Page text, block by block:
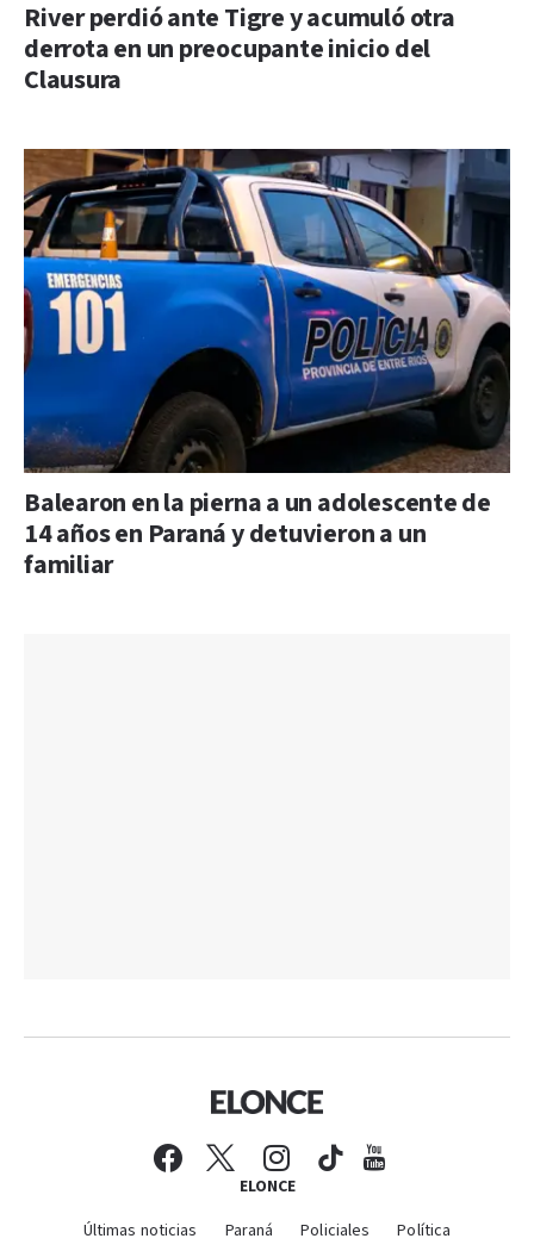
River perdió ante Tigre y acumuló otra
derrota en un preocupante inicio del
Clausura
Balearon en la pierna a un adolescente de
14 años en Paraná y detuvieron a un
familiar
ELONCE
Últimas noticias Paraná Policiales Política